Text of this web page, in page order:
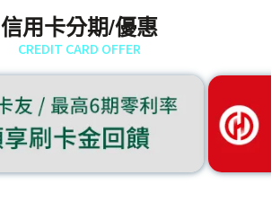
信用卡分期/優惠
CREDIT CARD OFFER